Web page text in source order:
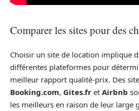
Comparer les sites pour des
Choisir un site de location implique
différentes plateformes pour
meilleur rapport qualité-prix. Des
Booking.com, Gites.fr et Airbnb
les meilleurs en raison de leur large